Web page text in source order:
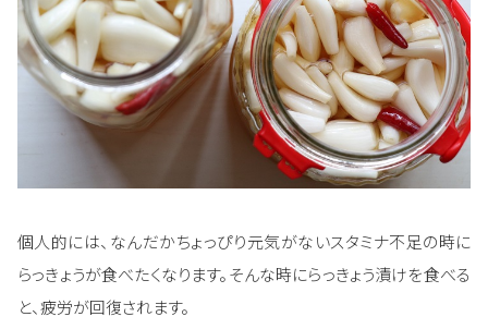
個人的には、なんだかちょっぴり元気がないスタミナ不足の時に
らっきょうが食べたくなります。そんな時にらっきょう漬けを食べる
と、疲労が回復されます。